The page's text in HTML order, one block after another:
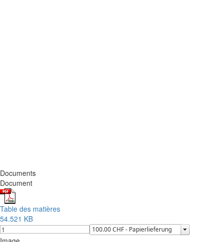
Documents
Document
Table des matières
54.521 KB